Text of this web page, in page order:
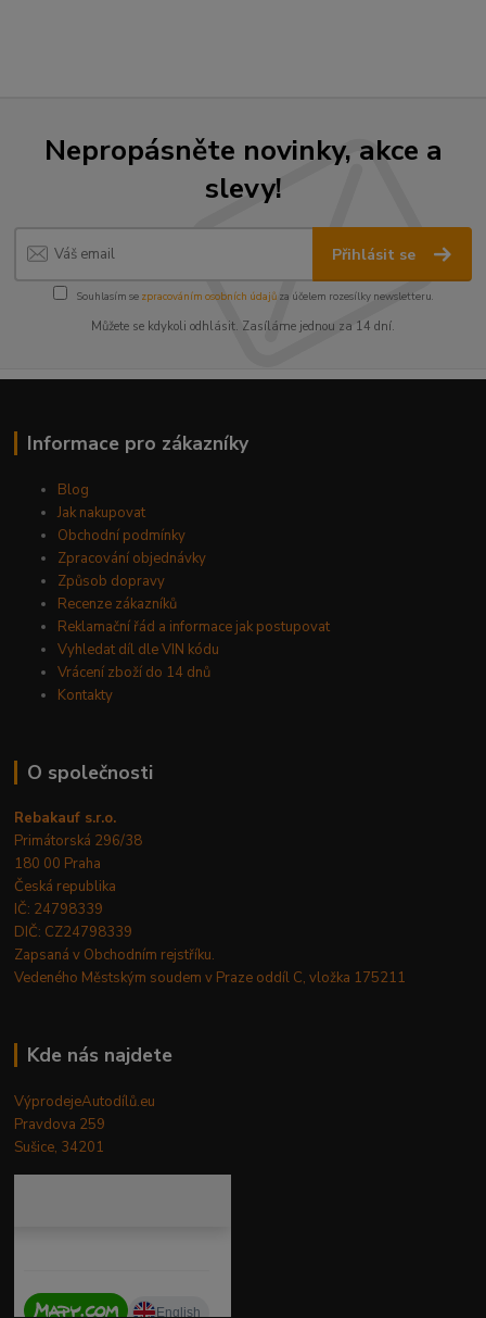
Nepropásněte novinky, akce a
slevy!
Přihlásit se
Souhlasím se zpracováním osobních údajůza účelem rozesílky newsletteru.
Můžete se kdykoli odhlásit. Zasíláme jednou za 14 dní.
Informace pro zákazníky
Blog
Jak nakupovat
Obchodní podmínky
Zpracování objednávky
Způsob dopravy
Recenze zákazníků
Reklamační řád a informace jak postupovat
Vyhledat díl dle VIN kódu
Vrácení zboží do 14 dnů
Kontakty
O společnosti
Rebakauf s.r.o.
Primátorská 296/38
180 00 Praha
Česká republika
IČ: 24798339
DIČ: CZ24798339
Zapsaná v Obchodním rejstříku.
Vedeného Městským soudem v Praze oddíl C, vložka 175211
Kde nás najdete
VýprodejeAutodílů.eu
Pravdova 259
Sušice, 34201